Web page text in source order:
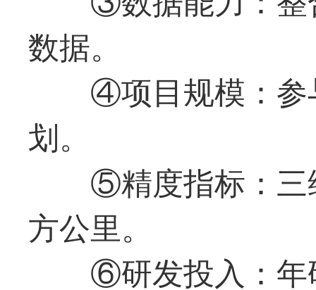
数据。
④项目规模：参
划。
⑤精度指标：三
方公里。
⑥研发投入：年